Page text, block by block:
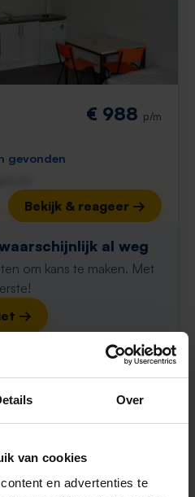
Over
van cookies
en advertenties te
€ 988 p/m
gevonden
Bekijk & reageer →
al weg
om kans te maken. Met
→